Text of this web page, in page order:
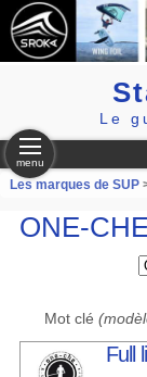
Le
menu
Les marques de SUP
ONE-
Mot clé
Full